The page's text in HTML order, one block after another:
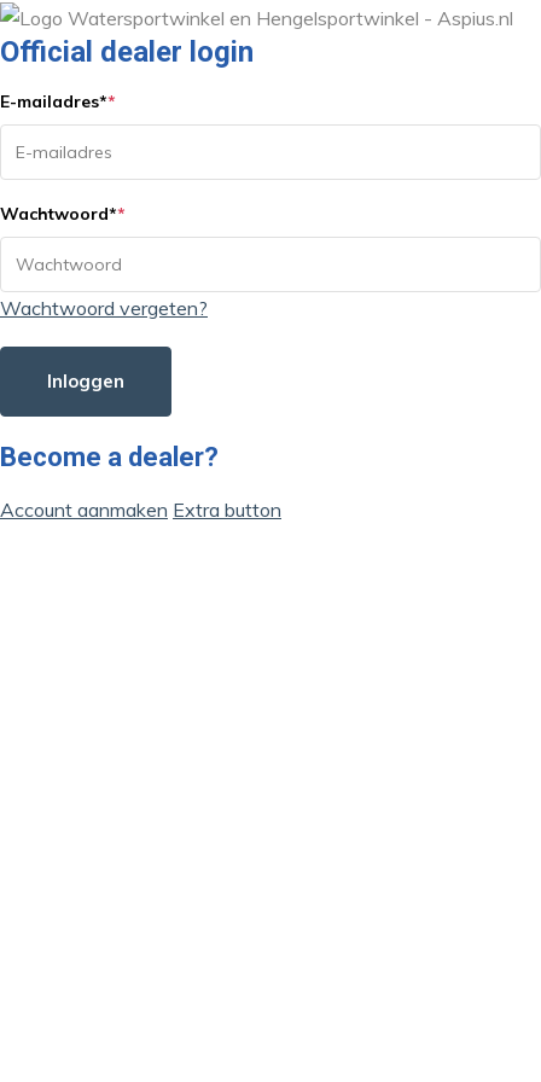
Official dealer login
E-mailadres**
Wachtwoord**
Wachtwoord vergeten?
Inloggen
Become a dealer?
Account aanmaken Extra button